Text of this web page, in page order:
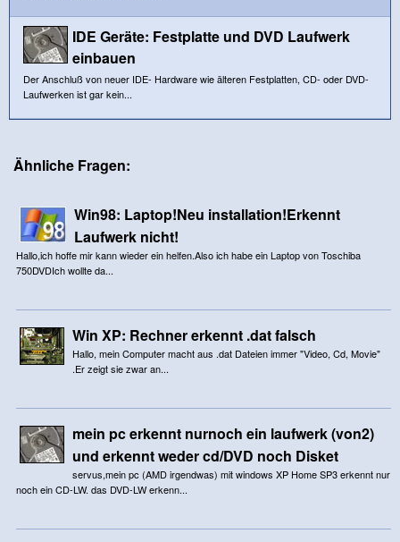
IDE Geräte: Festplatte und DVD Laufwerk
einbauen
Der Anschluß von neuer IDE- Hardware wie älteren Festplatten, CD- oder DVD-
Laufwerken ist gar kein...
Ähnliche Fragen:
Win98: Laptop!Neu installation!Erkennt
Laufwerk nicht!
Hallo,ich hoffe mir kann wieder ein helfen.Also ich habe ein Laptop von Toschiba
750DVDIch wollte da...
Win XP: Rechner erkennt .dat falsch
Hallo, mein Computer macht aus .dat Dateien immer "Video, Cd, Movie"
.Er zeigt sie zwar an...
mein pc erkennt nurnoch ein laufwerk (von2)
und erkennt weder cd/DVD noch Disket
servus,mein pc (AMD irgendwas) mit windows XP Home SP3 erkennt nur
noch ein CD-LW. das DVD-LW erkenn...